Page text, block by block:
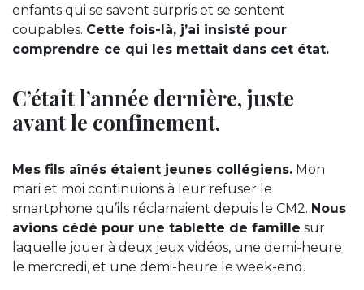
enfants qui se savent surpris et se sentent
coupables. Cette fois-là, j’ai insisté pour
comprendre ce qui les mettait dans cet état.
C’était l’année dernière, juste
avant le confinement.
Mes fils aînés étaient jeunes collégiens. Mon
mari et moi continuions à leur refuser le
smartphone qu’ils réclamaient depuis le CM2. Nous
avions cédé pour une tablette de famille sur
laquelle jouer à deux jeux vidéos, une demi-heure
le mercredi, et une demi-heure le week-end.